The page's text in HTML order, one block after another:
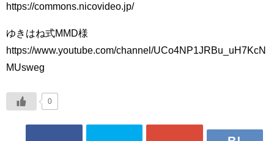
https://commons.nicovideo.jp/
ゆきはね式MMD様
https://www.youtube.com/channel/UCo4NP1JRBu_uH7KcN
MUsweg
0